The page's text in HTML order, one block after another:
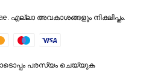
എല്ലാ അവകാശങ്ങളും നിക്ഷിപ്തം.
പരസ്യം ചെയ്യുക